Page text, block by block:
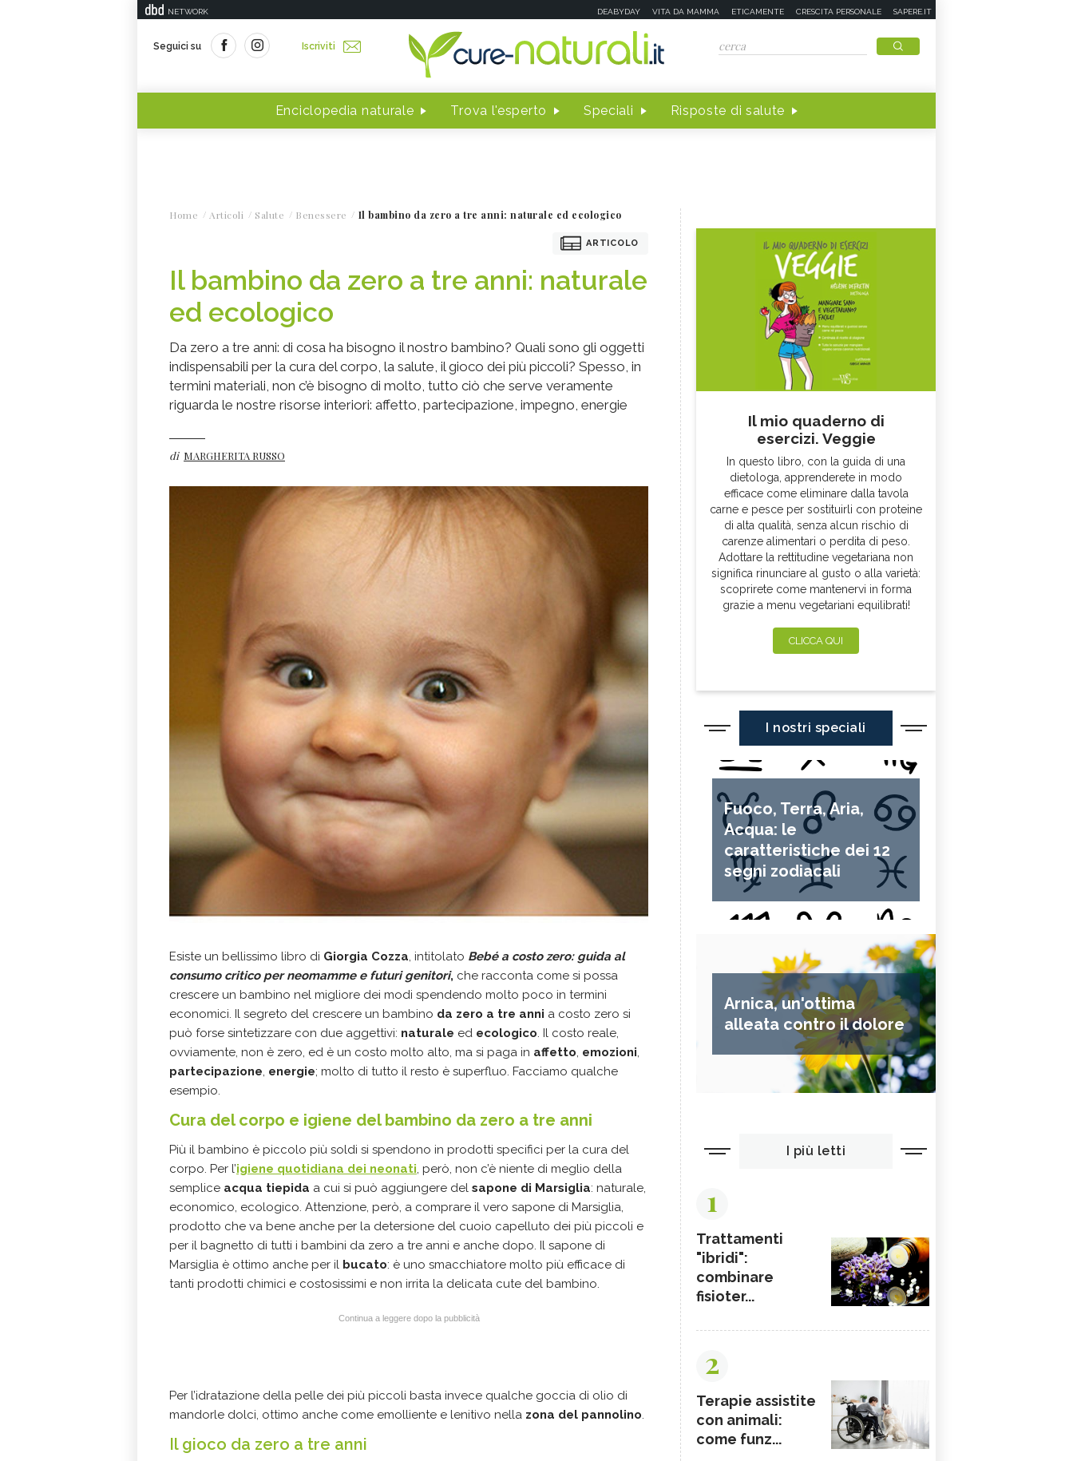
NETWORK DEABYDAY VITA DA MAMMA ETICAMENTE CRESCITA PERSONALE SAPERE.IT
Seguici su Iscriviti
Enciclopedia naturale Trova l'esperto Speciali Risposte di salute
Home Articoli Salute Benessere Il bambino da zero a tre anni: naturale ed ecologico
ARTICOLO
Il bambino da zero a tre anni: naturale
ed ecologico
Da zero a tre anni: di cosa ha bisogno il nostro bambino? Quali sono gli oggetti
indispensabili per la cura del corpo, la salute, il gioco dei più piccoli? Spesso, in
termini materiali, non c’è bisogno di molto, tutto ciò che serve veramente
riguarda le nostre risorse interiori: affetto, partecipazione, impegno, energie
di MARGHERITA RUSSO
Esiste un bellissimo libro di Giorgia Cozza, intitolato Bebé a costo zero: guida al
consumo critico per neomamme e futuri genitori, che racconta come si possa
crescere un bambino nel migliore dei modi spendendo molto poco in termini
economici. Il segreto del crescere un bambino da zero a tre anni a costo zero si
può forse sintetizzare con due aggettivi: naturale ed ecologico. Il costo reale,
ovviamente, non è zero, ed è un costo molto alto, ma si paga in affetto, emozioni,
partecipazione, energie; molto di tutto il resto è superfluo. Facciamo qualche
esempio.
Cura del corpo e igiene del bambino da zero a tre anni
Più il bambino è piccolo più soldi si spendono in prodotti specifici per la cura del
corpo. Per l’igiene quotidiana dei neonati, però, non c’è niente di meglio della
semplice acqua tiepida a cui si può aggiungere del sapone di Marsiglia: naturale,
economico, ecologico. Attenzione, però, a comprare il vero sapone di Marsiglia,
prodotto che va bene anche per la detersione del cuoio capelluto dei più piccoli e
per il bagnetto di tutti i bambini da zero a tre anni e anche dopo. Il sapone di
Marsiglia è ottimo anche per il bucato: è uno smacchiatore molto più efficace di
tanti prodotti chimici e costosissimi e non irrita la delicata cute del bambino.
Continua a leggere dopo la pubblicità
Per l’idratazione della pelle dei più piccoli basta invece qualche goccia di olio di
mandorle dolci, ottimo anche come emolliente e lenitivo nella zona del pannolino.
Il gioco da zero a tre anni
Il mio quaderno di
esercizi. Veggie
In questo libro, con la guida di una
dietologa, apprenderete in modo
efficace come eliminare dalla tavola
carne e pesce per sostituirli con proteine
di alta qualità, senza alcun rischio di
carenze alimentari o perdita di peso.
Adottare la rettitudine vegetariana non
significa rinunciare al gusto o alla varietà:
scoprirete come mantenervi in forma
grazie a menu vegetariani equilibrati!
CLICCA QUI
I nostri speciali
Fuoco, Terra, Aria,
Acqua: le
caratteristiche dei 12
segni zodiacali
Arnica, un'ottima
alleata contro il dolore
I più letti
1
Trattamenti
"ibridi":
combinare
fisioter...
2
Terapie assistite
con animali:
come funz...